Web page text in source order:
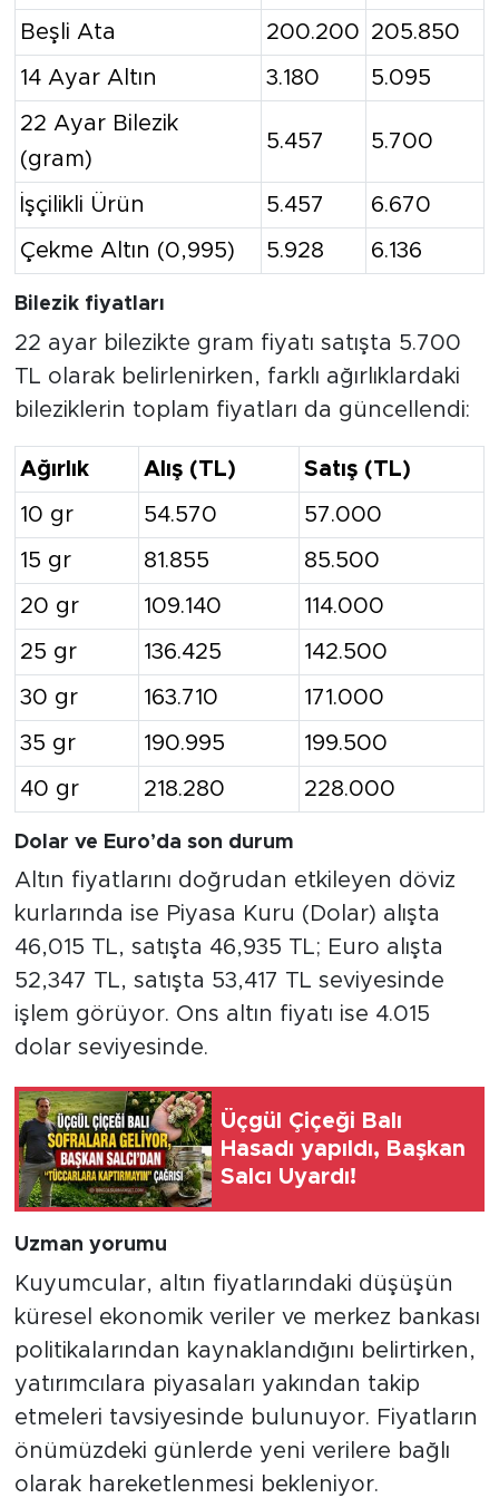
Beşli Ata 200.200 205.850
14 Ayar Altın 3.180 5.095
22 Ayar Bilezik
(gram)
5.457 5.700
İşçilikli Ürün 5.457 6.670
Çekme Altın (0,995) 5.928 6.136
Bilezik fiyatları
22 ayar bilezikte gram fiyatı satışta 5.700
TL olarak belirlenirken, farklı ağırlıklardaki
bileziklerin toplam fiyatları da güncellendi:
Ağırlık Alış (TL) Satış (TL)
10 gr 54.570 57.000
15 gr 81.855 85.500
20 gr 109.140 114.000
25 gr 136.425 142.500
30 gr 163.710 171.000
35 gr 190.995 199.500
40 gr 218.280 228.000
Dolar ve Euro’da son durum
Altın fiyatlarını doğrudan etkileyen döviz
kurlarında ise Piyasa Kuru (Dolar) alışta
46,015 TL, satışta 46,935 TL; Euro alışta
52,347 TL, satışta 53,417 TL seviyesinde
işlem görüyor. Ons altın fiyatı ise 4.015
dolar seviyesinde.
Üçgül Çiçeği Balı
Hasadı yapıldı, Başkan
Salcı Uyardı!
Uzman yorumu
Kuyumcular, altın fiyatlarındaki düşüşün
küresel ekonomik veriler ve merkez bankası
politikalarından kaynaklandığını belirtirken,
yatırımcılara piyasaları yakından takip
etmeleri tavsiyesinde bulunuyor. Fiyatların
önümüzdeki günlerde yeni verilere bağlı
olarak hareketlenmesi bekleniyor.